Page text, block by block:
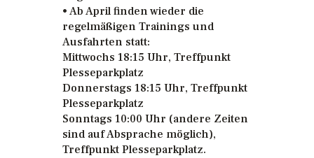
• Ab April finden wieder die
regelmäßigen Trainings und
Ausfahrten statt:
Mittwochs 18:15 Uhr, Treffpunkt
Plesseparkplatz
Donnerstags 18:15 Uhr, Treffpunkt
Plesseparkplatz
Sonntags 10:00 Uhr (andere Zeiten
sind auf Absprache möglich),
Treffpunkt Plesseparkplatz.